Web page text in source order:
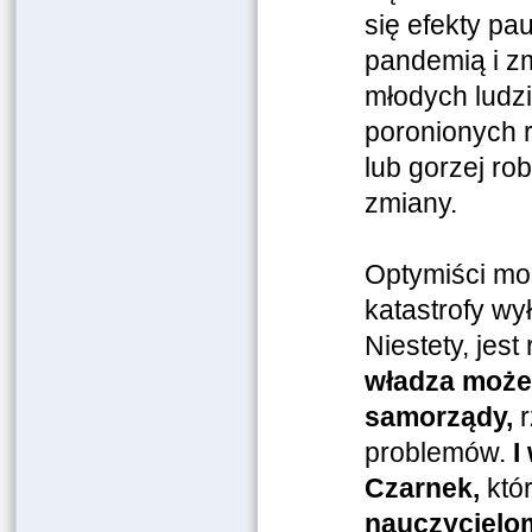
się efekty
pandemią i
młodych
poronionych
lub gorzej
zmiany.
Optymiści
katastrofy
Niestety,
władza
samorządy,
problemów. I
Czarnek,